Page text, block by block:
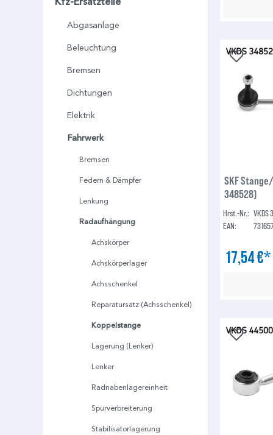
Abgasanlage
Beleuchtung
Bremsen
Dichtungen
Elektrik
Fahrwerk
Bremsen
Federn & Dämpfer
Lenkung
Radaufhängung
Achskörper
Achskörperlager
Achsschenkel
Reparatursatz (Achsschenkel)
Koppelstange
Lagerung (Lenker)
Lenker
Radnabenlagereinheit
Spurverbreiterung
Stabilisatorlagerung
SKF
348528)
Hrst.-Nr.: VKDS
EAN:
17,54 €*